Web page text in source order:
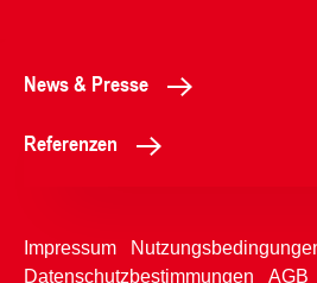
News & Presse
Referenzen
Impressum
Datenschutzbestimmungen
AGB